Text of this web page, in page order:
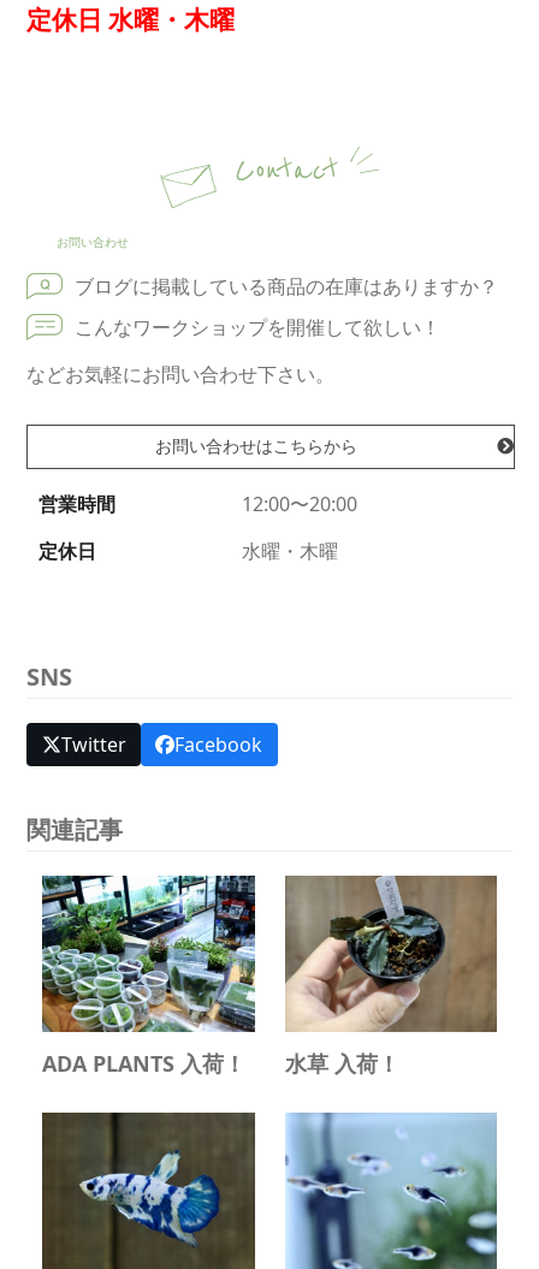
定休日 水曜・木曜
Contact
お問い合わせ
ブログに掲載している商品の在庫はありますか？
こんなワークショップを開催して欲しい！
などお気軽にお問い合わせ下さい。
お問い合わせはこちらから
営業時間
12:00〜20:00
定休日
水曜・木曜
SNS
Twitter Facebook
関連記事
ADA PLANTS 入荷！ 水草 入荷！